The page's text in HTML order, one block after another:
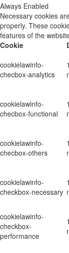
Always Enabled
Necessary cookies
properly. These
features of the
Cookie
cookielawinfo-
checbox-analytics
cookielawinfo-
checbox-functional
cookielawinfo-
checbox-others
cookielawinfo-
checkbox-necessary
cookielawinfo-
checkbox-
performance